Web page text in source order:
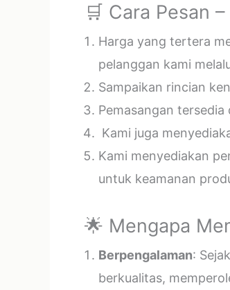
🛒 Cara Pesan
Harga yang tertera
pelanggan kami
Sampaikan rincian
Pemasangan
Kami juga
Kami menyediakan
untuk keamanan
🌟 Mengapa
Berpengalaman:
berkualitas,